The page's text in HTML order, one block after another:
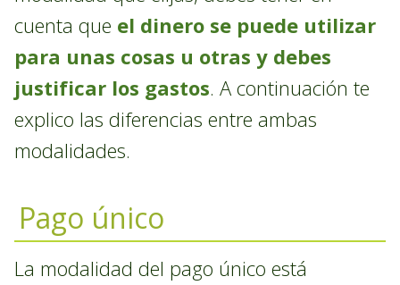
cuenta que el dinero se puede utilizar
para unas cosas u otras y debes
justificar los gastos. A continuación te
explico las diferencias entre ambas
modalidades.
Pago único
La modalidad del pago único está